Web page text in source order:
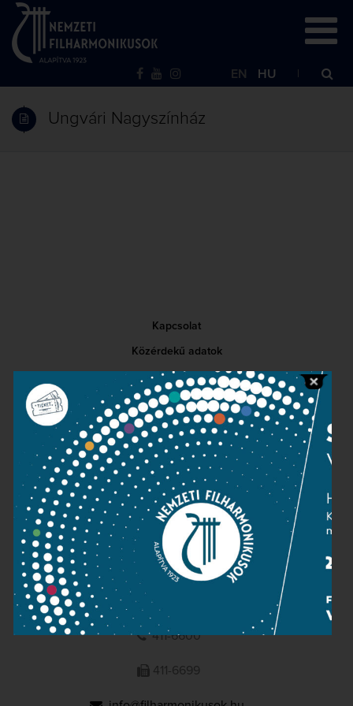
EN HU
Ungvári Nagyszínház
Kapcsolat
Közérdekű adatok
Sajtószoba
Adatvédelem
Impresszum
NEMZETI
FILHARMONIKUSOK
1095 Budapest, Komor Marcell u. 1. (Müpa)
411-6600
411-6699